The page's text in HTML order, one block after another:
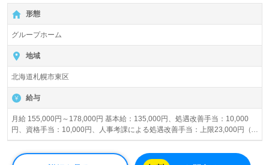
【無料】で皆さんの転職活動をサポートいたします。
形態
グループホーム
地域
北海道札幌市東区
給与
月給 155,000円～178,000円 基本給：135,000円、処遇改善手当：10,000
円、資格手当：10,000円、人事考課による処遇改善手当：上限23,000円（4
月と5月は支給なし）、夜勤手当：4,500円/回 賞与あり 昇給あり